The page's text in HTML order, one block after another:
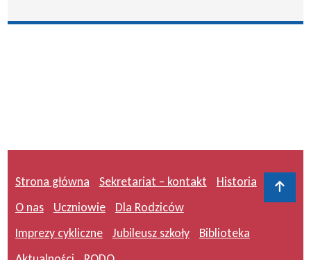
Strona główna Sekretariat – kontakt
Historia
O nas
Uczniowie
Dla Rodziców
Imprezy cykliczne
Jubileusz szkoły
Biblioteka
Do